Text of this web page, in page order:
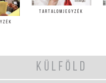
TARTALOMJEGYZÉK
KÜLFÖLD